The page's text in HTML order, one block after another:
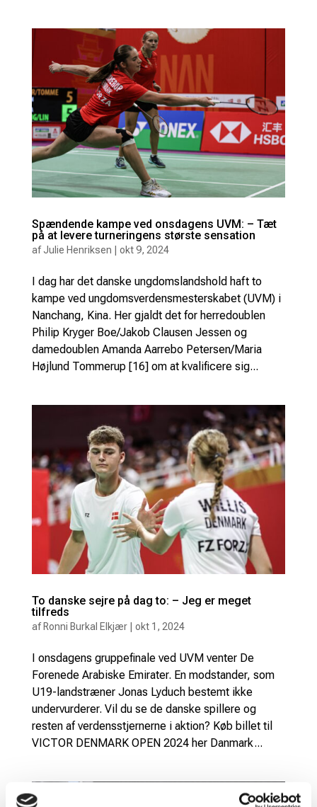
Spændende kampe ved onsdagens UVM: – Tæt
på at levere turneringens største sensation
afJulie Henriksen okt 9, 2024
I dag har det danske ungdomslandshold haft to
kampe ved ungdomsverdensmesterskabet (UVM) i
Nanchang, Kina. Her gjaldt det for herredoublen
Philip Kryger Boe/Jakob Clausen Jessen og
damedoublen Amanda Aarrebo Petersen/Maria
Højlund Tommerup [16] om at kvalificere sig...
To danske sejre på dag to: – Jeg er meget
tilfreds
afRonni Burkal Elkjær| okt 1, 2024
I onsdagens gruppefinale ved UVM venter De
Forenede Arabiske Emirater. En modstander, som
U19-landstræner Jonas Lyduch bestemt ikke
undervurderer. Vil du se de danske spillere og
resten af verdensstjernerne i aktion? Køb billet til
VICTOR DENMARK OPEN 2024 her Danmark...